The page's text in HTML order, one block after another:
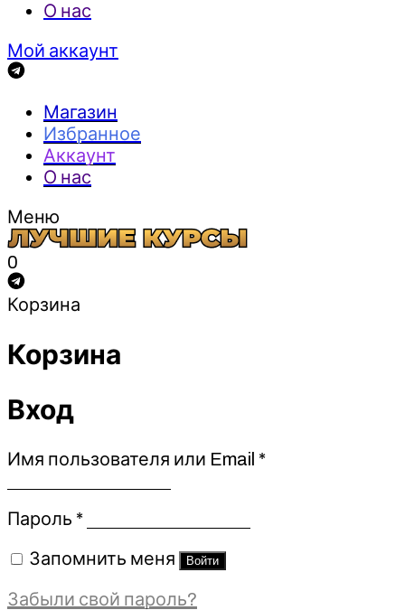
О нас
Мой аккаунт
Магазин
Избранное
Аккаунт
О нас
Меню
0
Корзина
Корзина
Вход
Имя пользователя или Email *Обязательно
Пароль *Обязательно
Запомнить меня Войти
Забыли свой пароль?